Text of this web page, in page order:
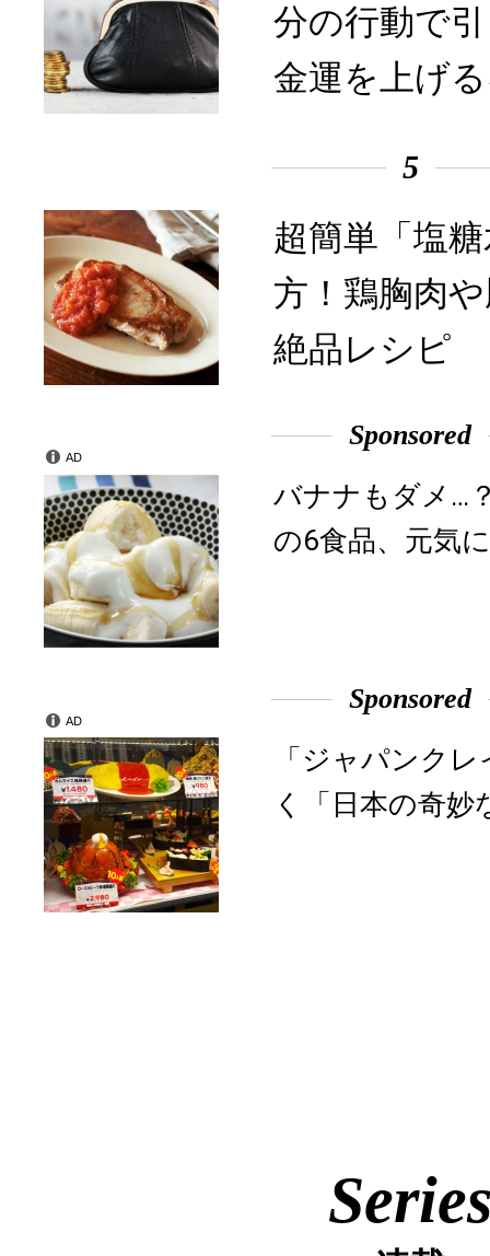
分の行動で
金運を上げ
5
超簡単「塩
方！鶏胸肉
絶品レシピ
Sponsored
バナナもダメ…
の6食品、元気
AD
Sponsored
「ジャパンク
く「日本の奇妙
AD